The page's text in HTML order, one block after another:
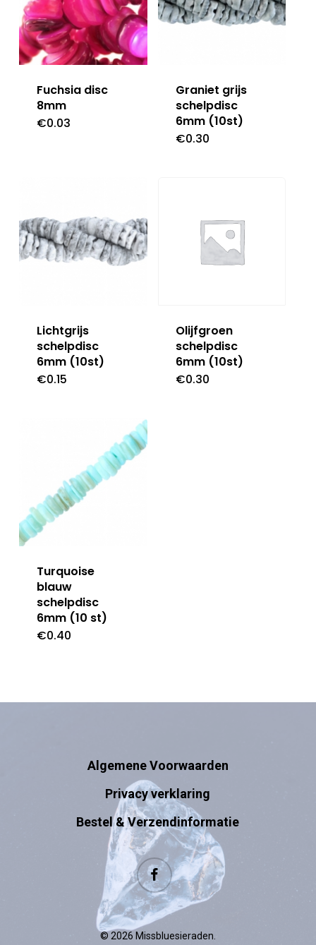
Fuchsia disc
8mm
€0.03
Graniet grijs
schelpdisc
6mm (10st)
€0.30
Lichtgrijs
schelpdisc
6mm (10st)
€0.15
Olijfgroen
schelpdisc
6mm (10st)
€0.30
Turquoise
blauw
schelpdisc
6mm (10 st)
€0.40
Algemene Voorwaarden
Privacy verklaring
Bestel & Verzendinformatie
facebook
© 2026 Missbluesieraden.